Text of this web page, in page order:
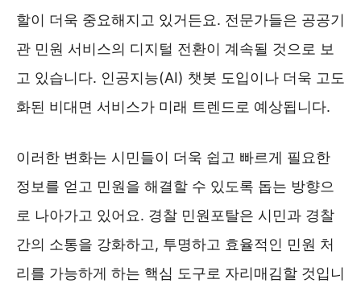
할이 더욱 중요해지고 있거든요. 전문가들은 공공기
관 민원 서비스의 디지털 전환이 계속될 것으로 보
고 있습니다. 인공지능(AI) 챗봇 도입이나 더욱 고도
화된 비대면 서비스가 미래 트렌드로 예상됩니다.
이러한 변화는 시민들이 더욱 쉽고 빠르게 필요한
정보를 얻고 민원을 해결할 수 있도록 돕는 방향으
로 나아가고 있어요. 경찰 민원포탈은 시민과 경찰
간의 소통을 강화하고, 투명하고 효율적인 민원 처
리를 가능하게 하는 핵심 도구로 자리매김할 것입니